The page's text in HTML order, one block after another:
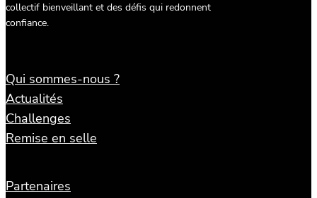
collectif bienveillant et des défis qui redonnent
confiance.
Qui sommes-nous ?
Actualités
Challenges
Remise en selle
Partenaires